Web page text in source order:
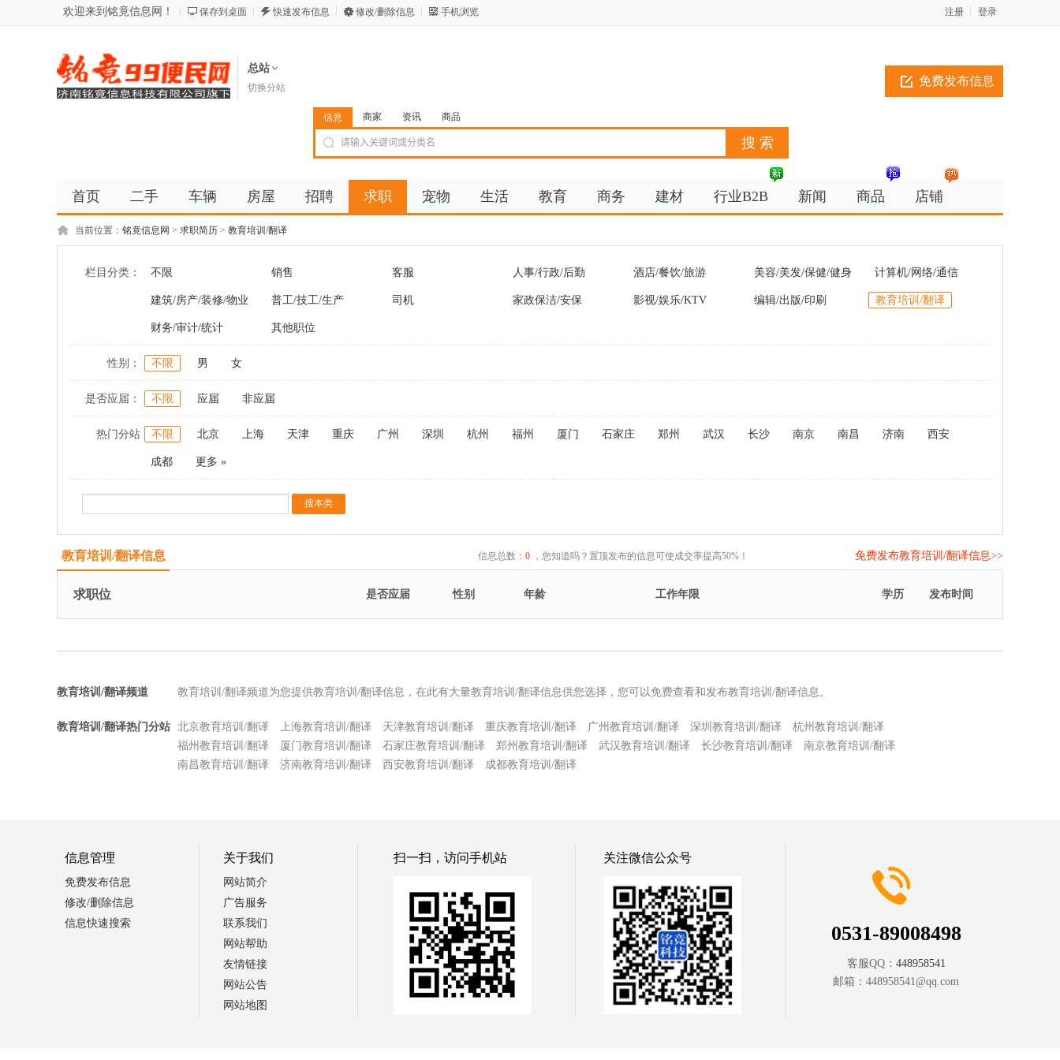
欢迎来到铭竟信息网！ 保存到桌面 快速发布信息 修改/删除信息 手机浏览 登录
注册
总站
切换分站 免费发布信息
信息 商家 资讯 商品
首页 二手 车辆 房屋 招聘 求职 宠物 生活 教育 商务 建材 行业B2B 新闻 商品 店铺
当前位置： 铭竟信息网 > 求职简历 > 教育培训/翻译
栏目分类： 不限 销售 客服 人事/行政/后勤 酒店/餐饮/旅游 美容/美发/保健/健身 计算机/网络/通信
建筑/房产/装修/物业 普工/技工/生产 司机 家政保洁/安保 影视/娱乐/KTV 编辑/出版/印刷 教育培训/翻译
财务/审计/统计 其他职位
性别： 不限 男 女
是否应届： 不限 应届 非应届
热门分站 不限 北京 上海 天津 重庆 广州 深圳 杭州 福州 厦门 石家庄 郑州 武汉 长沙 南京 南昌 济南 西安
成都 更多 »
教育培训/翻译信息 信息总数： 0，您知道吗？置顶发布的信息可使成交率提高50%！ 免费发布教育培训/翻译信息>>
求职位 发布时间
是否应届 性别 年龄 学历
工作年限
教育培训/翻译频道 教育培训/翻译频道为您提供教育培训/翻译信息，在此有大量教育培训/翻译信息供您选择，您可以免费查看和发布教育培训/翻译信息。
教育培训/翻译热门分站 北京教育培训/翻译 上海教育培训/翻译 天津教育培训/翻译 重庆教育培训/翻译 广州教育培训/翻译 深圳教育培训/翻译
杭州教育培训/翻译
福州教育培训/翻译
厦门教育培训/翻译 石家庄教育培训/翻译 郑州教育培训/翻译 武汉教育培训/翻译 长沙教育培训/翻译
南京教育培训/翻译
南昌教育培训/翻译
济南教育培训/翻译 西安教育培训/翻译 成都教育培训/翻译
信息管理
免费发布信息
修改/删除信息
信息快速搜索
关于我们
网站简介
广告服务
联系我们
网站帮助
友情链接
网站公告
网站地图
扫一扫，访问手机站 关注微信公众号
0531-89008498
客服QQ： 448958541
邮箱： 448958541@qq.com